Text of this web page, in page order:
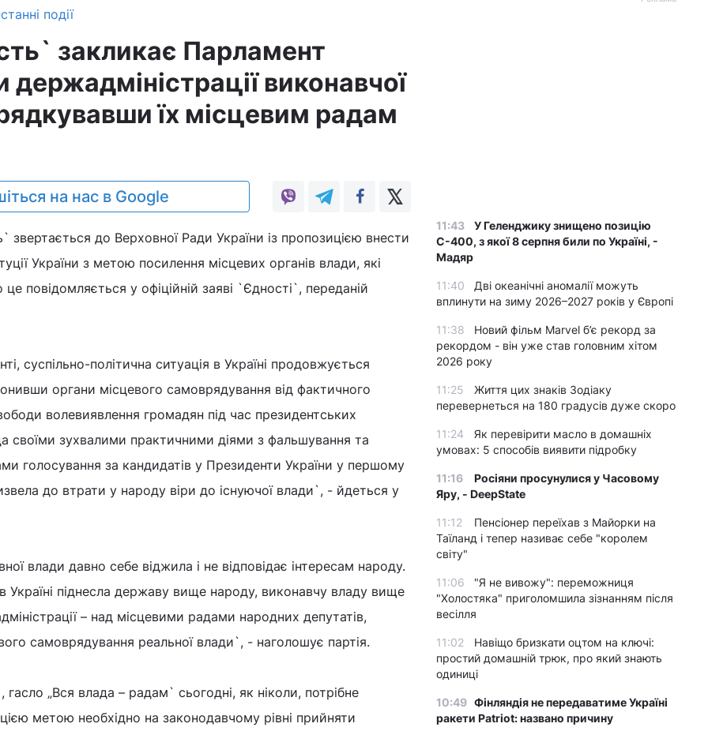
події
закликає Парламент
виконавчої
їх місцевим радам
на нас в Google
звертається до Верховної Ради України із пропозицією внести
України з метою посилення місцевих органів влади, які
повідомляється у офіційній заяві `Єдності`, переданій
суспільно-політична ситуація в Україні продовжується
органи місцевого самоврядування від фактичного
волевиявлення громадян під час президентських
своїми зухвалими практичними діями з фальшування та
голосування за кандидатів у Президенти України у першому
до втрати у народу віри до існуючої влади`, - йдеться у
влади давно себе віджила і не відповідає інтересам народу.
Україні піднесла державу вище народу, виконавчу владу вище
– над місцевими радами народних депутатів,
самоврядування реальної влади`, - наголошує партія.
„Вся влада – радам` сьогодні, як ніколи, потрібне
метою необхідно на законодавчому рівні прийняти
11:43
У Геленджику знищено позицію
С-400, з якої 8 серпня били по Україні, -
Мадяр
11:40
Дві океанічні аномалії можуть
вплинути на зиму 2026–2027 років у Європі
11:38
Новий фільм Marvel б’є рекорд за
рекордом - він уже став головним хітом
2026 року
11:25
Життя цих знаків Зодіаку
перевернеться на 180 градусів дуже скоро
11:24
Як перевірити масло в домашніх
умовах: 5 способів виявити підробку
11:16
Росіяни просунулися у Часовому
Яру, - DeepState
11:12
Пенсіонер переїхав з Майорки на
Таїланд і тепер називає себе "королем
світу"
11:06
"Я не вивожу": переможниця
"Холостяка" приголомшила зізнанням після
весілля
11:02
Навіщо бризкати оцтом на ключі:
простий домашній трюк, про який знають
одиниці
10:49 Фінляндія не передаватиме Україні
ракети Patriot: названо причину